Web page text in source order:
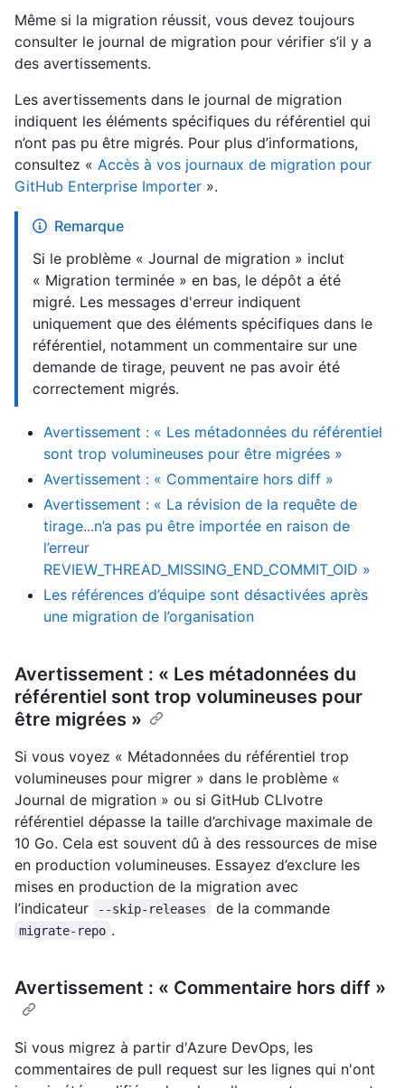
Même si la migration réussit, vous devez toujours
consulter le journal de migration pour vérifier s’il y a
des avertissements.
Les avertissements dans le journal de migration
indiquent les éléments spécifiques du référentiel qui
n’ont pas pu être migrés. Pour plus d’informations,
consultez « Accès à vos journaux de migration pour
GitHub Enterprise Importer ».
Remarque
Si le problème « Journal de migration » inclut
« Migration terminée » en bas, le dépôt a été
migré. Les messages d'erreur indiquent
uniquement que des éléments spécifiques dans le
référentiel, notamment un commentaire sur une
demande de tirage, peuvent ne pas avoir été
correctement migrés.
Avertissement : « Les métadonnées du référentiel
sont trop volumineuses pour être migrées »
Avertissement : « Commentaire hors diff »
Avertissement : « La révision de la requête de
tirage...n’a pas pu être importée en raison de
l’erreur
REVIEW_THREAD_MISSING_END_COMMIT_OID »
Les références d’équipe sont désactivées après
une migration de l’organisation
Avertissement : « Les métadonnées du
référentiel sont trop volumineuses pour
être migrées »
Si vous voyez « Métadonnées du référentiel trop
volumineuses pour migrer » dans le problème «
Journal de migration » ou si GitHub CLIvotre
référentiel dépasse la taille d’archivage maximale de
10 Go. Cela est souvent dû à des ressources de mise
en production volumineuses. Essayez d’exclure les
mises en production de la migration avec
l’indicateur
--skip-releases de la commande
migrate-repo .
Avertissement : « Commentaire hors diff »
Si vous migrez à partir d'Azure DevOps, les
commentaires de pull request sur les lignes qui n'ont